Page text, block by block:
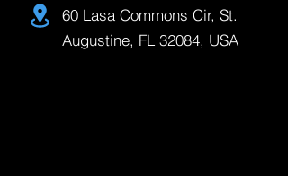
60 Lasa Commons Cir, St.
Augustine, FL 32084, USA